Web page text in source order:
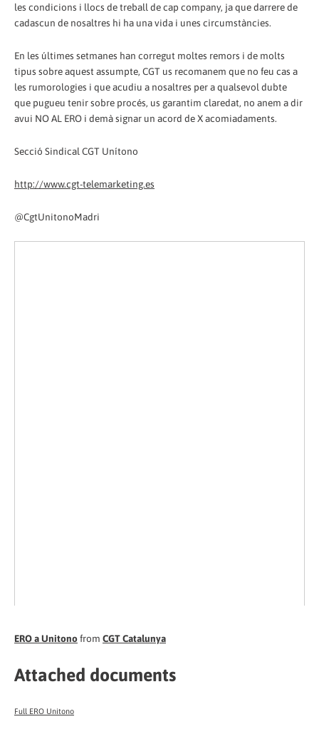
les condicions i llocs de treball de cap company, ja que darrere de
cadascun de nosaltres hi ha una vida i unes circumstàncies.
En les últimes setmanes han corregut moltes remors i de molts
tipus sobre aquest assumpte, CGT us recomanem que no feu cas a
les rumorologies i que acudiu a nosaltres per a qualsevol dubte
que pugueu tenir sobre procés, us garantim claredat, no anem a dir
avui NO AL ERO i demà signar un acord de X acomiadaments.
Secció Sindical CGT Unítono
http://www.cgt-telemarketing.es
@CgtUnitonoMadri
ERO a Unitonofrom CGT Catalunya
Attached documents
Full ERO Unitono